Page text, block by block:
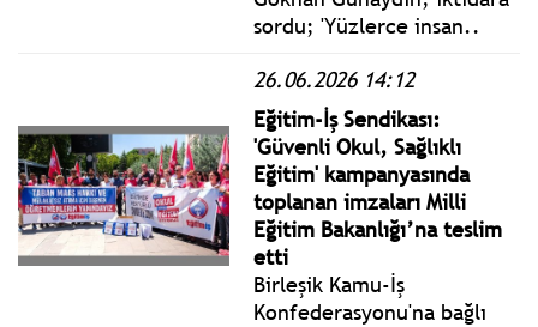
sordu; 'Yüzlerce insan..
için, herhangi bir suç
işlemedikleri halde, sizin
gözünüzde potansiyel suçlu
oldukları için
cezaevindeler öyle mi..'
26.06.2026 14:12
Eğitim-İş Sendikası:
'Güvenli Okul, Sağlıklı
Eğitim' kampanyasında
toplanan imzaları Milli
Eğitim Bakanlığı’na teslim
etti
Birleşik Kamu-İş
Konfederasyonu'na bağlı